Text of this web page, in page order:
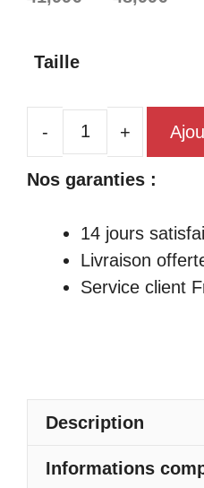
à
Taille
quantité
Nos garanties :
14 jours
Livraison
Service client
Description
Informations